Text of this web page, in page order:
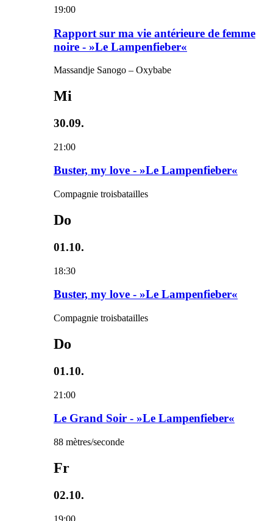
19:00
Rapport sur ma vie antérieure de femme
noire - »Le Lampenfieber«
Massandje Sanogo – Oxybabe
Mi
30.09.
21:00
Buster, my love - »Le Lampenfieber«
Compagnie troisbatailles
Do
01.10.
18:30
Buster, my love - »Le Lampenfieber«
Compagnie troisbatailles
Do
01.10.
21:00
Le Grand Soir - »Le Lampenfieber«
88 mètres/seconde
Fr
02.10.
19:00